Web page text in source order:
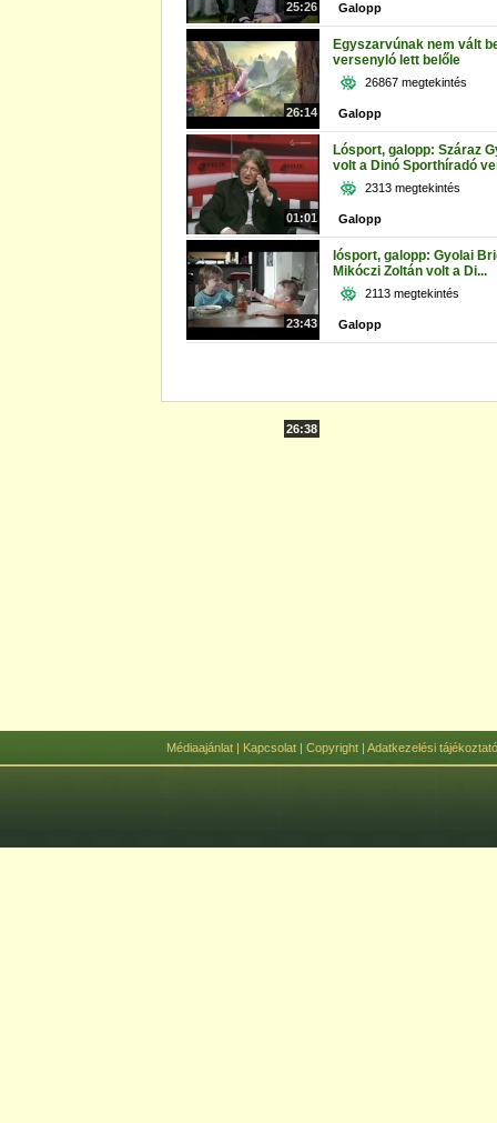
25:26
26:14
Galopp
01:01
Egyszarvúnak nem vált
versenyló lett belőle
26867 megtekintés
Galopp
23:43
Lósport, galopp: Száraz
volt a Dinó Sporthíradó
2313 megtekintés
Galopp
26:38
lósport, galopp: Gyolai
Mikóczi Zoltán volt a Di...
2113 megtekintés
Galopp
Médiaajánlat| Kapcsolat| Copyright| Adatkezelési tájékoztató